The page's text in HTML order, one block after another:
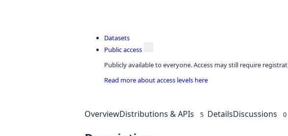
Datasets
Public access
Publicly available to everyone. Access may still require
Read more about access levels here
OverviewDistributions & APIs 5 DetailsDiscussions 0